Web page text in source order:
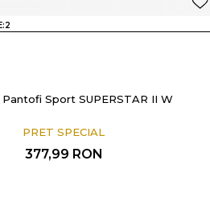
2
Sport SUPERSTAR II W
PRET SPECIAL
377,99 RON